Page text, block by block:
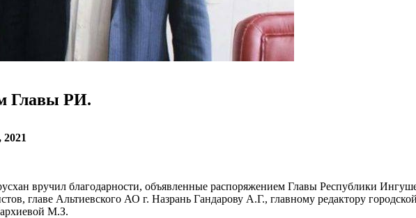
Главы РИ.
2021
вручил благодарности, объявленные распоряжением Главы Республики
главе Альтиевского АО г. Назрань Гандарову А.Г., главному редактору
М.З.